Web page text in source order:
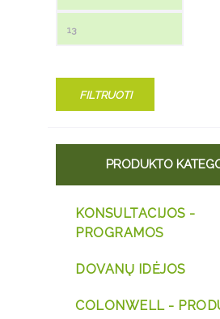
FILTRUOTI
PRODUKTO
KONSULTACIJOS -
PROGRAMOS
DOVANŲ IDĖJOS
COLONWELL -